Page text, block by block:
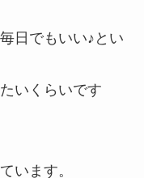
日でもいい♪とい
いくらいです
います。